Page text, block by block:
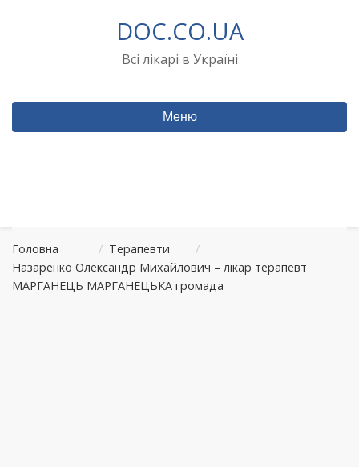
DOC.CO.UA
Всі лікарі в Україні
Меню
Головна / Терапевти
/
Назаренко Олександр Михайлович – лікар терапевт
МАРГАНЕЦЬ МАРГАНЕЦЬКА громада